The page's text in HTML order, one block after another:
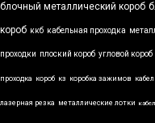
блочный металлический короб
короб ккб кабельная проходка
проходки плоский короб угловой короб
проходка короб кз коробка зажимов
лазерная резка металлические лотки